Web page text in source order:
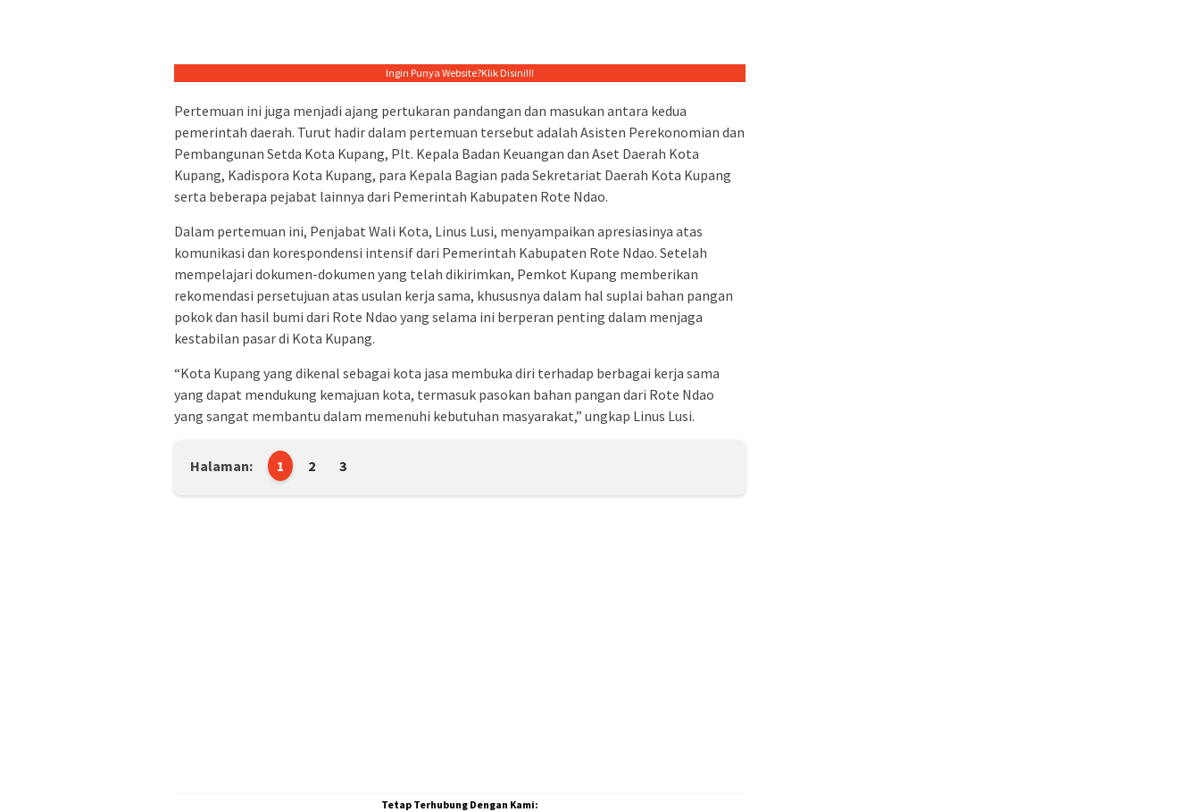
Ingin Punya Website?Klik Disini!!!
Pertemuan ini juga menjadi ajang pertukaran pandangan dan masukan antara kedua
pemerintah daerah. Turut hadir dalam pertemuan tersebut adalah Asisten Perekonomian dan
Pembangunan Setda Kota Kupang, Plt. Kepala Badan Keuangan dan Aset Daerah Kota
Kupang, Kadispora Kota Kupang, para Kepala Bagian pada Sekretariat Daerah Kota Kupang
serta beberapa pejabat lainnya dari Pemerintah Kabupaten Rote Ndao.
Dalam pertemuan ini, Penjabat Wali Kota, Linus Lusi, menyampaikan apresiasinya atas
komunikasi dan korespondensi intensif dari Pemerintah Kabupaten Rote Ndao. Setelah
mempelajari dokumen-dokumen yang telah dikirimkan, Pemkot Kupang memberikan
rekomendasi persetujuan atas usulan kerja sama, khususnya dalam hal suplai bahan pangan
pokok dan hasil bumi dari Rote Ndao yang selama ini berperan penting dalam menjaga
kestabilan pasar di Kota Kupang.
“Kota Kupang yang dikenal sebagai kota jasa membuka diri terhadap berbagai kerja sama
yang dapat mendukung kemajuan kota, termasuk pasokan bahan pangan dari Rote Ndao
yang sangat membantu dalam memenuhi kebutuhan masyarakat,” ungkap Linus Lusi.
Halaman: 1 2 3
Tetap Terhubung Dengan Kami: